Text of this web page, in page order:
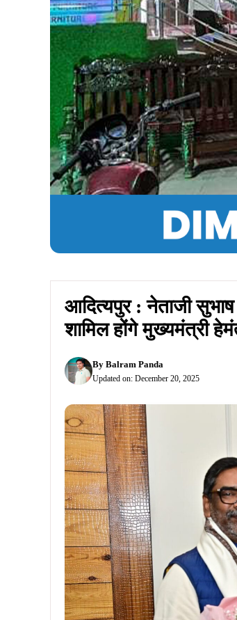
आदित्यपुर : नेताजी
शामिल होंगे मुख्यमंत्री
By Balram Panda
Updated on: December 20, 2025